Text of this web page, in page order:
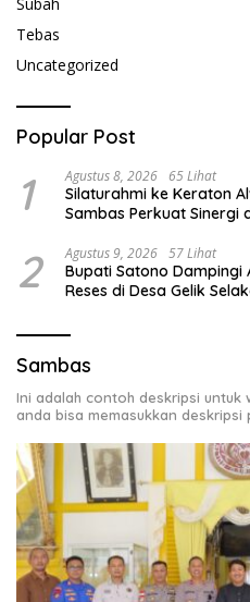
Tebas
Uncategorized
Popular Post
1 Agustus 8, 2026 65 Lihat
Silaturahmi ke Keraton
Sambas Perkuat Sinergi
2 Agustus 9, 2026 57 Lihat
Bupati Satono Dampingi
Reses di Desa Gelik
Sambas
Ini adalah contoh deskripsi untuk
anda bisa memasukkan deskripsi